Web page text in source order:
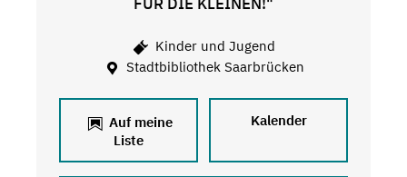
Kinder und Jugend
Stadtbibliothek Saarbrücken
Auf meine
Liste
Kalender